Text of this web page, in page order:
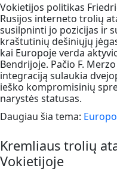
Vokietijos politikas
Rusijos interneto trolių
susilpninti jo pozicijas ir
kraštutinių dešiniųjų
kai Europoje verda
Bendrijoje. Pačio F.
integraciją sulaukia
ieško kompromisinių
narystės statusas.
Daugiau šia tema:
Kremliaus trolių
Vokietijoje